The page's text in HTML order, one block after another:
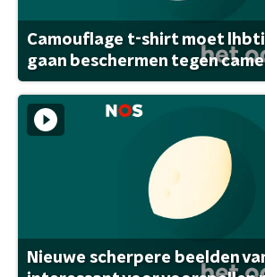
Camouflage t-shirt moet
gaan beschermen tegen
Nieuwe scherpere beelden